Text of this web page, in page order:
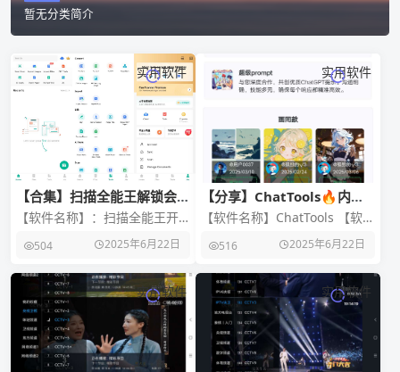
暂无分类简介
实用软件
【合集】扫描全能王解锁会员
🔥铃声制作专业版🔥豆瓣去
广告版
【软件名称】：扫描全能王开
v6.89.5.250605000 【软件大
504 2025年6月22日
实用软件
【分享】ChatTools🔥内置
多种AI模型 海量功能汇聚一
身
【软件名称】ChatTools 【软件
版本】v2.5.28 【软件大小】
36mb 【适用平台】安卓
516 2025年6月22日
实用软件 实用软件